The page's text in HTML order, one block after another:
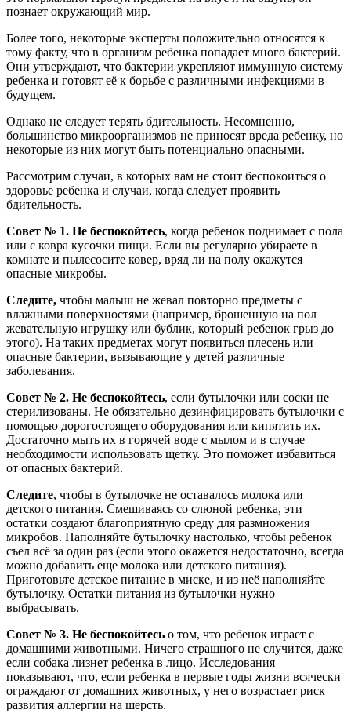
познает окружающий мир.
Более того, некоторые эксперты положительно относятся к
тому факту, что в организм ребенка попадает много бактерий.
Они утверждают, что бактерии укрепляют иммунную систему
ребенка и готовят её к борьбе с различными инфекциями в
будущем.
Однако не следует терять бдительность. Несомненно,
большинство микроорганизмов не приносят вреда ребенку, но
некоторые из них могут быть потенциально опасными.
Рассмотрим случаи, в которых вам не стоит беспокоиться о
здоровье ребенка и случаи, когда следует проявить
бдительность.
Совет № 1. Не беспокойтесь, когда ребенок поднимает с пола
или с ковра кусочки пищи. Если вы регулярно убираете в
комнате и пылесосите ковер, вряд ли на полу окажутся
опасные микробы.
Следите, чтобы малыш не жевал повторно предметы с
влажными поверхностями (например, брошенную на пол
жевательную игрушку или бублик, который ребенок грыз до
этого). На таких предметах могут появиться плесень или
опасные бактерии, вызывающие у детей различные
заболевания.
Совет № 2. Не беспокойтесь, если бутылочки или соски не
стерилизованы. Не обязательно дезинфицировать бутылочки с
помощью дорогостоящего оборудования или кипятить их.
Достаточно мыть их в горячей воде с мылом и в случае
необходимости использовать щетку. Это поможет избавиться
от опасных бактерий.
Следите, чтобы в бутылочке не оставалось молока или
детского питания. Смешиваясь со слюной ребенка, эти
остатки создают благоприятную среду для размножения
микробов. Наполняйте бутылочку настолько, чтобы ребенок
съел всё за один раз (если этого окажется недостаточно, всегда
можно добавить еще молока или детского питания).
Приготовьте детское питание в миске, и из неё наполняйте
бутылочку. Остатки питания из бутылочки нужно
выбрасывать.
Совет № 3. Не беспокойтесь о том, что ребенок играет с
домашними животными. Ничего страшного не случится, даже
если собака лизнет ребенка в лицо. Исследования
показывают, что, если ребенка в первые годы жизни всячески
ограждают от домашних животных, у него возрастает риск
развития аллергии на шерсть.